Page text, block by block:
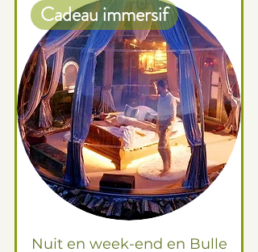
Cadeau immersif
Nuit en week-end en Bulle